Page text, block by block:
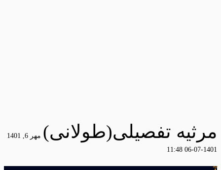
مرثیه تفصیلی(طولانی) مهر 6, 1401
1401-07-06 11:48